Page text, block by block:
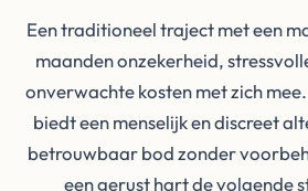
Een traditioneel traject met een
maanden onzekerheid,
onverwachte kosten met zich
biedt een menselijk en discreet
betrouwbaar bod zonder
een gerust hart de volgende